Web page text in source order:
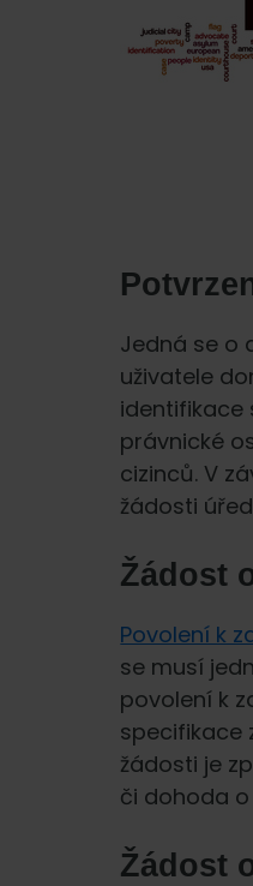
Jedná se o
uživatele
identifikace
právnické
cizinců. V
žádosti
Žádost
Povolení k
se musí
povolení k
specifikace
žádosti je
či dohoda
Žádost